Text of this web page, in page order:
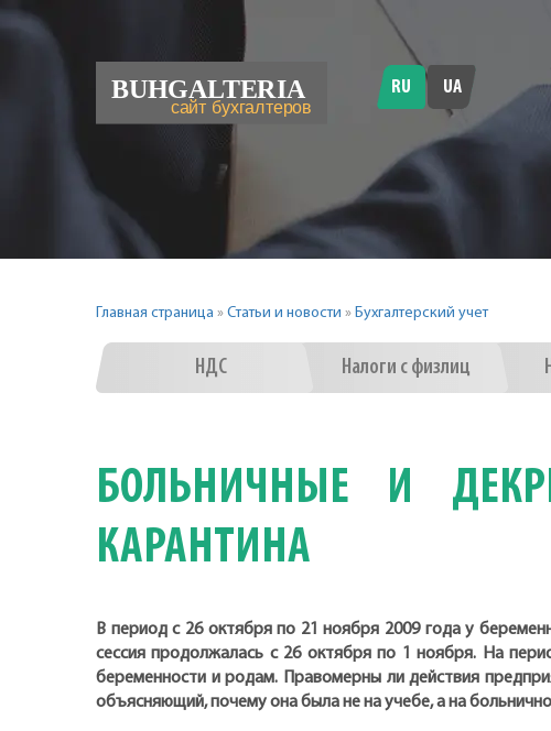
RU UA
Главная страница » Статьи и новости » Бухгалтерский учет
НДС Налоги с физлиц
БОЛЬНИЧНЫЕ И
КАРАНТИНА
В период с 26 октября по 21 ноября 2009 года у
сессия продолжалась с 26 октября по 1 ноября. На
беременности и родам. Правомерны ли действия
объясняющий, почему она была не на учебе, а на